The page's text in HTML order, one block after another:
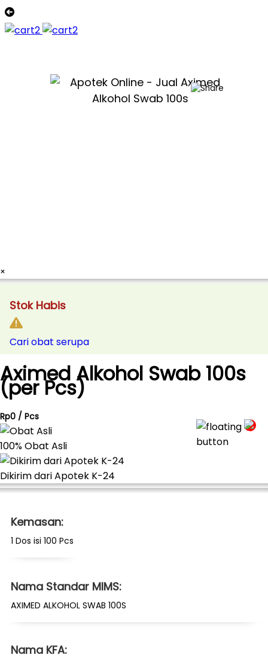
×
Stok Habis
Cari obat serupa
Aximed Alkohol Swab 100s
(per Pcs)
Rp0 / Pcs
100% Obat Asli
Dikirim dari Apotek K-24
Kemasan:
1 Dos isi 100 Pcs
Nama Standar MIMS:
AXIMED ALKOHOL SWAB 100S
Nama KFA: